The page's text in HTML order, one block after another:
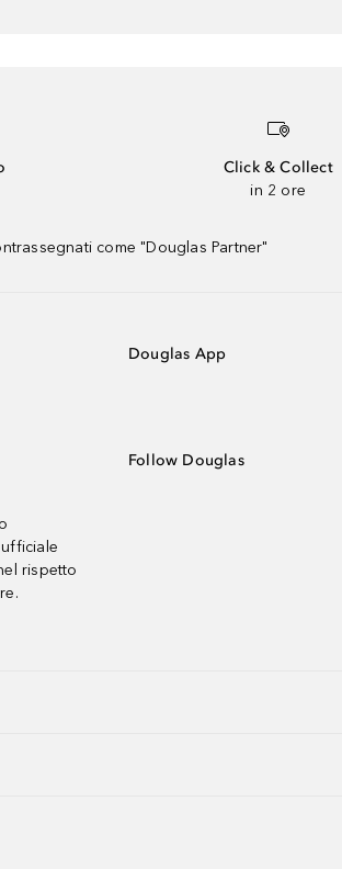
Click & Collect
in 2 ore
come "Douglas Partner"
rispetto
Douglas App
Follow Douglas